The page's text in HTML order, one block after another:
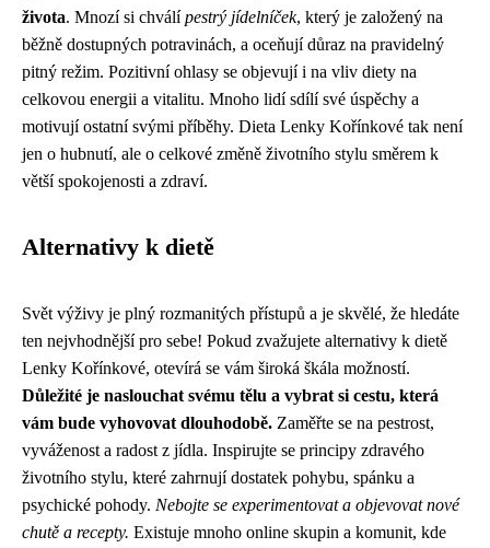
života. Mnozí si chválípestrý jídelníček, který je založený na
běžně dostupných potravinách, a oceňují důraz na pravidelný
pitný režim. Pozitivní ohlasy se objevují i na vliv diety na
celkovou energii a vitalitu. Mnoho lidí sdílí své úspěchy a
motivují ostatní svými příběhy. Dieta Lenky Kořínkové tak není
jen o hubnutí, ale o celkové změně životního stylu směrem k
větší spokojenosti a zdraví.
Alternativy k dietě
Svět výživy je plný rozmanitých přístupů a je skvělé, že hledáte
ten nejvhodnější pro sebe! Pokud zvažujete alternativy k dietě
Lenky Kořínkové, otevírá se vám široká škála možností.
Důležité je naslouchat svému tělu a vybrat si cestu, která
vám bude vyhovovat dlouhodobě. Zaměřte se na pestrost,
vyváženost a radost z jídla. Inspirujte se principy zdravého
životního stylu, které zahrnují dostatek pohybu, spánku a
psychické pohody. Nebojte se experimentovat a objevovat nové
chutě a recepty. Existuje mnoho online skupin a komunit, kde